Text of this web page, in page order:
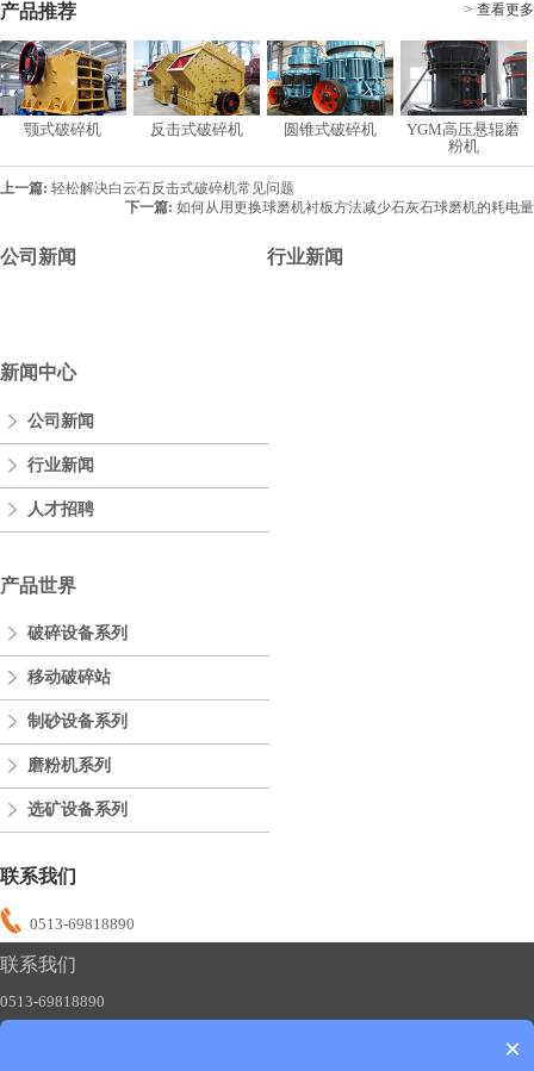
产品推荐 > 查看更多
颚式破碎机 反击式破碎机 圆锥式破碎机
YGM高压悬辊磨
粉机
上一篇: 轻松解决白云石反击式破碎机常见问题
下一篇: 如何从用更换球磨机衬板方法减少石灰石球磨机的耗电量
公司新闻 行业新闻
新闻中心
公司新闻
行业新闻
人才招聘
产品世界
破碎设备系列
移动破碎站
制砂设备系列
磨粉机系列
选矿设备系列
联系我们
0513-69818890
联系我们
0513-69818890
×